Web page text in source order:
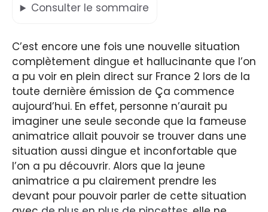
Consulter le sommaire
C’est encore une fois une nouvelle situation
complètement dingue et hallucinante que l’on
a pu voir en plein direct sur France 2 lors de la
toute dernière émission de Ça commence
aujourd’hui. En effet, personne n’aurait pu
imaginer une seule seconde que la fameuse
animatrice allait pouvoir se trouver dans une
situation aussi dingue et inconfortable que
l’on a pu découvrir. Alors que la jeune
animatrice a pu clairement prendre les
devant pour pouvoir parler de cette situation